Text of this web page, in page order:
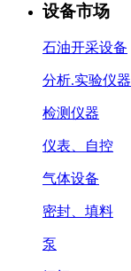
设备市场
石油开采设备
分析.实验仪器
检测仪器
仪表、自控
气体设备
密封、填料
泵